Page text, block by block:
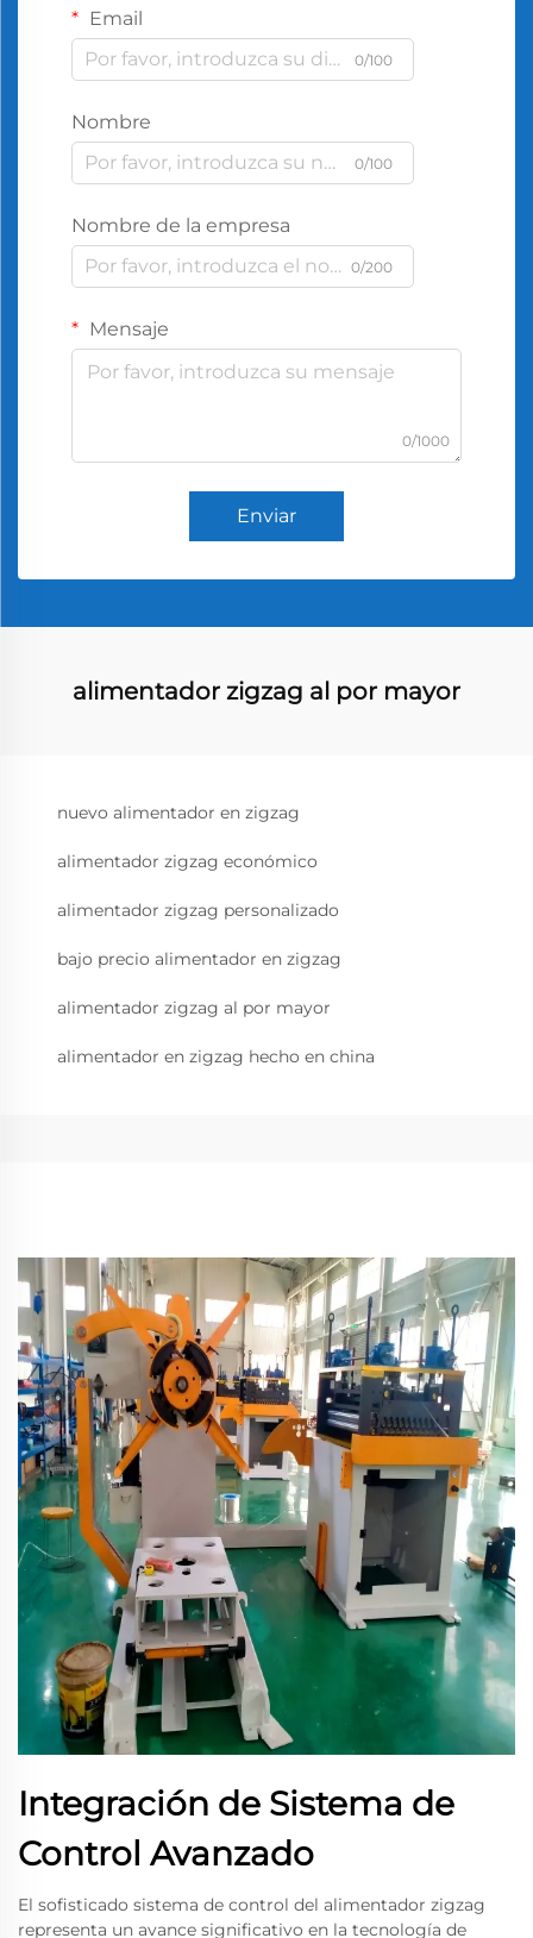
Email
0/100
Nombre
0/100
Nombre de la empresa
0/200
Mensaje
0/1000
Enviar
alimentador zigzag al por mayor
nuevo alimentador en zigzag
alimentador zigzag económico
alimentador zigzag personalizado
bajo precio alimentador en zigzag
alimentador zigzag al por mayor
alimentador en zigzag hecho en china
Integración de Sistema de
Control Avanzado
El sofisticado sistema de control del alimentador zigzag
representa un avance significativo en la tecnología de